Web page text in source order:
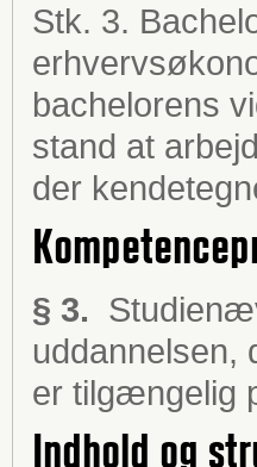
Stk. 3.
bachelorens
stand at
der
§ 3.
uddannelsen,
er tilgængelig
Indhold og